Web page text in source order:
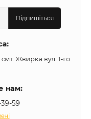
Підпишіться
Жвирка вул. 1-го
нам:
59